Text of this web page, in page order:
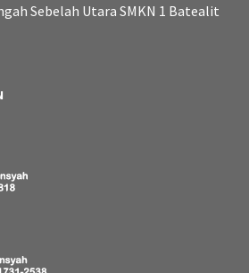
Sebelah Utara SMKN 1 Batealit